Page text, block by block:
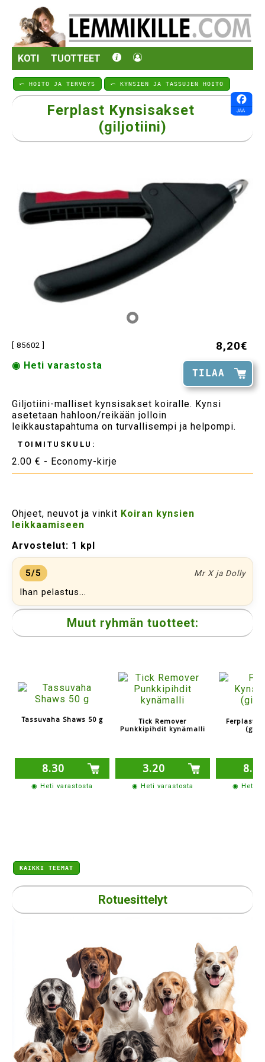
KOTI TUOTTEET
⤺ HOITO JA TERVEYS ⤺ KYNSIEN JA TASSUJEN HOITO
Ferplast Kynsisakset
(giljotiini)
[ 85602 ] 8,20€
TILAA
◉ Heti varastosta
Giljotiini-malliset kynsisakset koiralle. Kynsi
asetetaan hahloon/reikään jolloin
leikkaustapahtuma on turvallisempi ja helpompi.
TOIMITUSKULU:
2.00 € - Economy-kirje
Ohjeet, neuvot ja vinkit Koiran kynsien
leikkaamiseen
Arvostelut: 1 kpl
5/5 Mr X ja Dolly
Ihan pelastus...
Muut ryhmän tuotteet:
Tassuvaha Shaws 50 g
8.30
◉ Heti varastosta
Tick Remover
Punkkipihdit kynämalli
3.20
◉ Heti varastosta
Ferplast
8.20
◉ Heti
KAIKKI TEEMAT
Rotuesittelyt